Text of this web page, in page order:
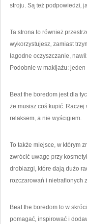
stroju. Są też podpowiedzi,
Ta strona to również
wykorzystujesz, zamiast
łagodne oczyszczanie,
Podobnie w makijażu:
Beat the boredom jest dla
że musisz coś kupić.
relaksem, a nie wyścigiem.
To także miejsce, w którym
zwrócić uwagę przy
drobiazgi, które dają dużo
rozczarowań i nietrafionych
Beat the boredom to w
pomagać, inspirować i